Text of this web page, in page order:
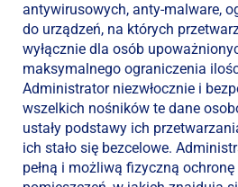
antywirusowych, anty-malware,
do urządzeń, na których
wyłącznie dla osób
maksymalnego ograniczenia
Administrator niezwłocznie i
wszelkich nośników te dane
ustały podstawy ich
ich stało się bezcelowe.
pełną i możliwą fizyczną